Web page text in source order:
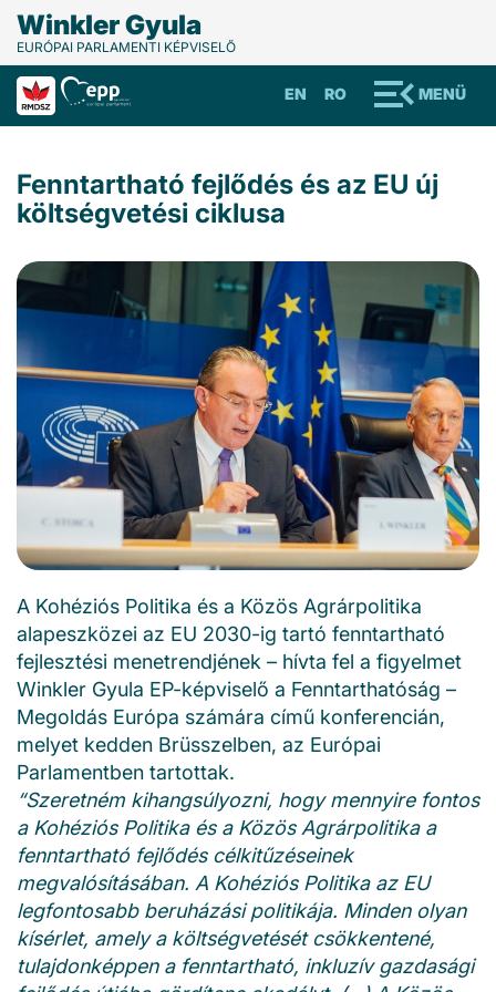
Winkler Gyula
EURÓPAI PARLAMENTI KÉPVISELŐ
MENÜ
RO
EN
Fenntartható fejlődés és az EU új
költségvetési ciklusa
A Kohéziós Politika és a Közös Agrárpolitika
alapeszközei az EU 2030-ig tartó fenntartható
fejlesztési menetrendjének – hívta fel a figyelmet
Winkler Gyula EP-képviselő a Fenntarthatóság –
Megoldás Európa számára című konferencián,
melyet kedden Brüsszelben, az Európai
Parlamentben tartottak.
“Szeretném kihangsúlyozni, hogy mennyire fontos
a Kohéziós Politika és a Közös Agrárpolitika a
fenntartható fejlődés célkitűzéseinek
megvalósításában. A Kohéziós Politika az EU
legfontosabb beruházási politikája. Minden olyan
kísérlet, amely a költségvetését csökkentené,
tulajdonképpen a fenntartható, inkluzív gazdasági